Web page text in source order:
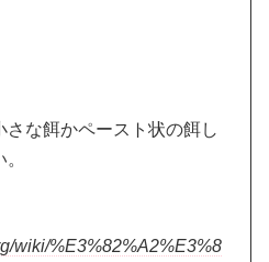
さな餌かペースト状の餌し
wiki/%E3%82%A2%E3%8